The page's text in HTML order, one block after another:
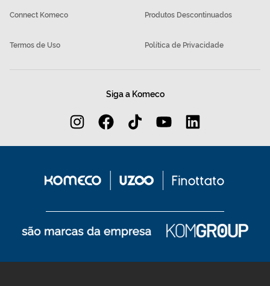
Connect Komeco Produtos Descontinuados
Termos de Uso Política de Privacidade
Siga a Komeco